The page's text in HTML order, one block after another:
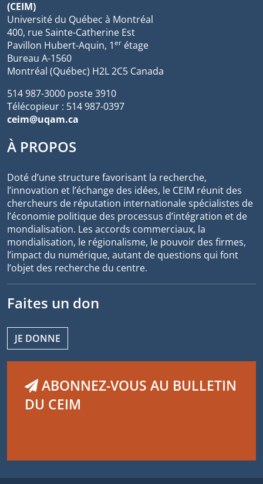
(CEIM)
Université du Québec à Montréal
400, rue Sainte-Catherine Est
Pavillon Hubert-Aquin, 1er étage
Bureau A-1560
Montréal (Québec) H2L 2C5 Canada
514 987-3000 poste 3910
Télécopieur : 514 987-0397
ceim@uqam.ca
À PROPOS
Doté d’une structure favorisant la recherche,
l’innovation et l’échange des idées, le CEIM réunit des
chercheurs de réputation internationale spécialistes de
l’économie politique des processus d’intégration et de
mondialisation. Les accords commerciaux, la
mondialisation, le régionalisme, le pouvoir des firmes,
l’impact du numérique, autant de questions qui font
l’objet des recherche du centre.
Faites un don
JE DONNE
ABONNEZ-VOUS AU BULLETIN
DU CEIM